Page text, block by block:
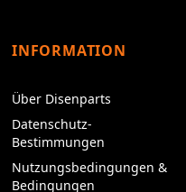
INFORMATION
Über Disenparts
Datenschutz-
Bestimmungen
Nutzungsbedingungen &
Bedingungen